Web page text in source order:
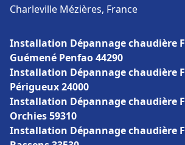
Charleville Mézières, France
Installation Dépannage chaudière
Guémené Penfao 44290
Installation Dépannage chaudière
Périgueux 24000
Installation Dépannage chaudière
Orchies 59310
Installation Dépannage chaudière